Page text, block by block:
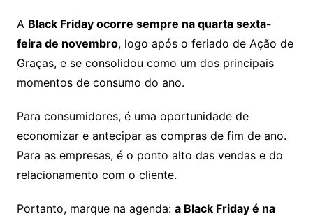
A Black Friday ocorre sempre na quarta sexta-
feira de novembro, logo após o feriado de Ação de
Graças, e se consolidou como um dos principais
momentos de consumo do ano.
Para consumidores, é uma oportunidade de
economizar e antecipar as compras de fim de ano.
Para as empresas, é o ponto alto das vendas e do
relacionamento com o cliente.
Portanto, marque na agenda: a Black Friday é na